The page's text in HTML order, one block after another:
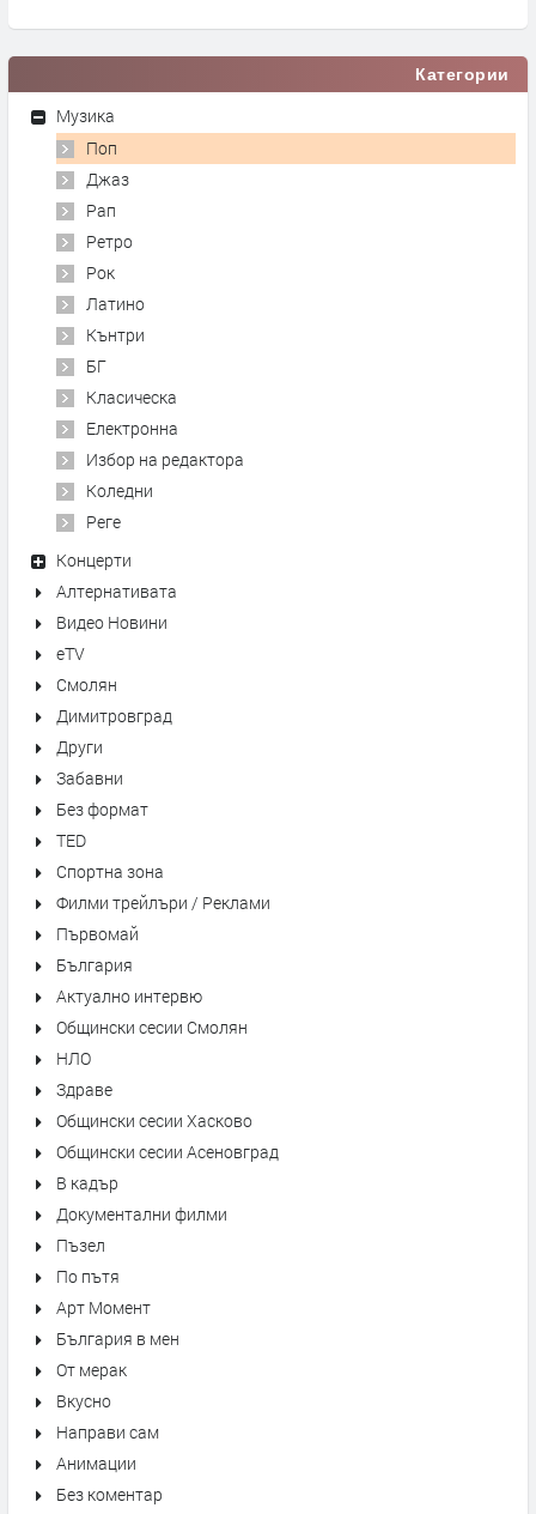
Категории
Музика
Поп
Джаз
Рап
Ретро
Рок
Латино
Кънтри
БГ
Класическа
Електронна
Избор на редактора
Коледни
Реге
Концерти
Алтернативата
Видео Новини
eTV
Смолян
Димитровград
Други
Забавни
Без формат
TED
Спортна зона
Филми трейлъри / Реклами
Първомай
България
Актуално интервю
Общински сесии Смолян
НЛО
Здраве
Общински сесии Хасково
Общински сесии Асеновград
В кадър
Документални филми
Пъзел
По пътя
Арт Момент
България в мен
От мерак
Вкусно
Направи сам
Анимации
Без коментар